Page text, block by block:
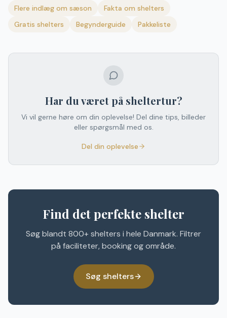
Flere indlæg om sæson
Fakta om shelters
Gratis shelters
Begynderguide Pakkeliste
Har du været på sheltertur?
Vi vil gerne høre om din oplevelse! Del dine tips, billeder
eller spørgsmål med os.
Del din oplevelse
Find det perfekte shelter
Søg blandt 800+ shelters i hele Danmark. Filtrer
på faciliteter, booking og område.
Søg shelters